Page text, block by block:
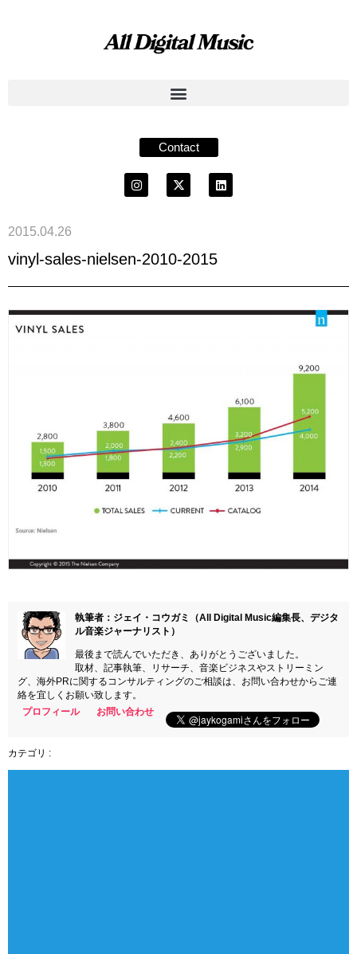
Contact
2015.04.26
vinyl-sales-nielsen-2010-2015
執筆者：ジェイ・コウガミ（All Digital Music編集長、デジタ
ル音楽ジャーナリスト）
最後まで読んでいただき、ありがとうございました。
取材、記事執筆、リサーチ、音楽ビジネスやストリーミン
グ、海外PRに関するコンサルティングのご相談は、お問い合わせからご連
絡を宜しくお願い致します。
プロフィール
お問い合わせ
カテゴリ :